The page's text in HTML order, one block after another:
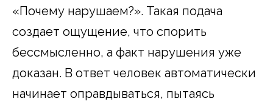
«Почему нарушаем?». Такая подача
создает ощущение, что спорить
бессмысленно, а факт нарушения уже
доказан. В ответ человек автоматически
начинает оправдываться, пытаясь